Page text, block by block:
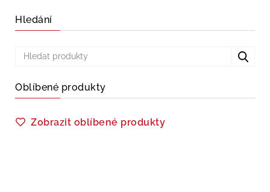
Hledání
Oblíbené produkty
Zobrazit oblíbené produkty